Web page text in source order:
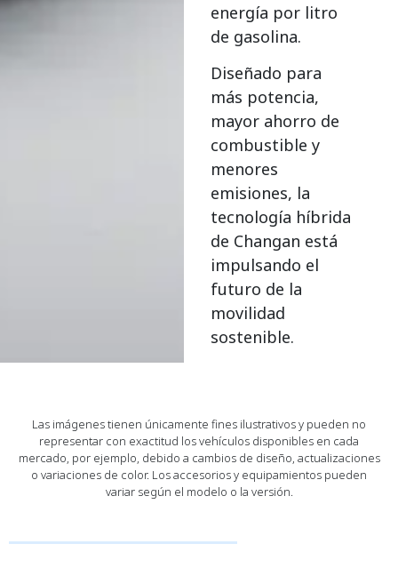
energía por litro
de gasolina.
Diseñado para
más potencia,
mayor ahorro de
combustible y
menores
emisiones, la
tecnología híbrida
de Changan está
impulsando el
futuro de la
movilidad
sostenible.
Las imágenes tienen únicamente fines ilustrativos y pueden no
representar con exactitud los vehículos disponibles en cada
mercado, por ejemplo, debido a cambios de diseño, actualizaciones
o variaciones de color. Los accesorios y equipamientos pueden
variar según el modelo o la versión.